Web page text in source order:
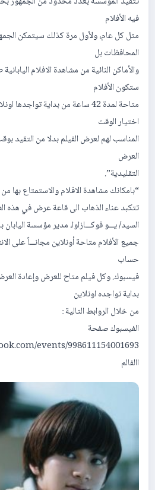
فيه الأفلام
مثل كل عام، ولأول مرة كذلك سيتمكن
المحافظات بل
والأماكن النائية من مشاهدة الافلام
ستكون الأفلام
متاحة لمدة 42 ساعة من بداية
اختيار الوقت
المناسب لهم لعرض الفيلم بدلا من التقيد
العرض
التقليدية”.
“بامكانك مشاهدة الافلام والاستمتاع بها
تتكبد عناء الذهاب الى قاعة عرض في هذه
السيد/ يـــو فوكـــازاوا، مدير مؤسسة اليابان
جميع الأفلام متاحة أونلاين مجانـــاً على
حساب
فيسبوك. وكل فيلم متاح للعرض وإعادة العرض لمدة 42
بداية تواجده اونلاين
من خلال الروابط التالية :
الفيسبوك صفحة
events/998611154001693/
االفالم